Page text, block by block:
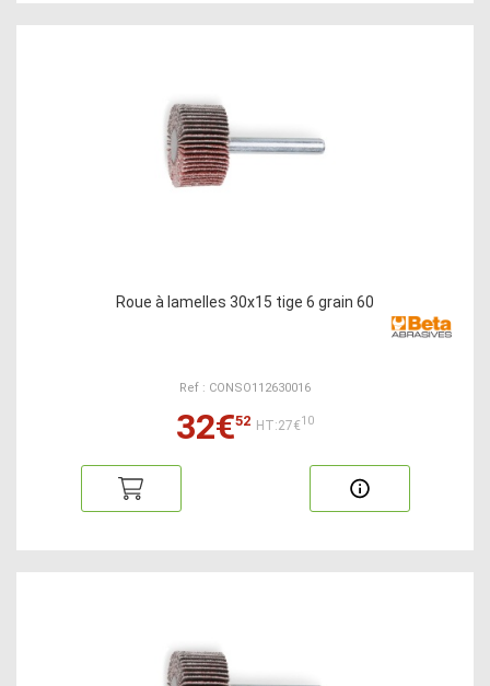
Roue à lamelles 30x15 tige 6 grain 60
Ref : CONSO112630016
32€52 HT:27€10